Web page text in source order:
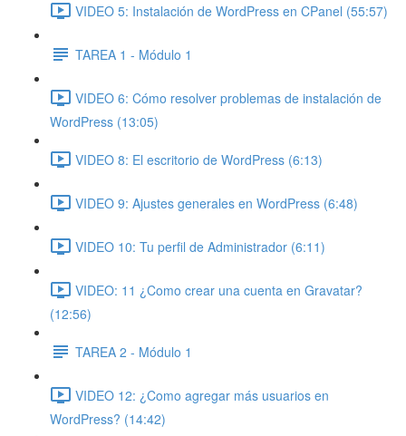
VIDEO 5: Instalación de WordPress en CPanel (55:57)
TAREA 1 - Módulo 1
VIDEO 6: Cómo resolver problemas de instalación de
WordPress (13:05)
VIDEO 8: El escritorio de WordPress (6:13)
VIDEO 9: Ajustes generales en WordPress (6:48)
VIDEO 10: Tu perfil de Administrador (6:11)
VIDEO: 11 ¿Como crear una cuenta en Gravatar?
(12:56)
TAREA 2 - Módulo 1
VIDEO 12: ¿Como agregar más usuarios en
WordPress? (14:42)